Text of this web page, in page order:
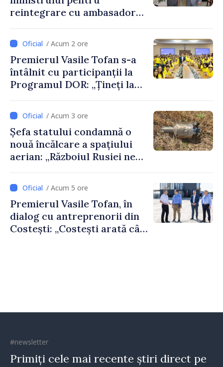
reintegrare cu ambasadorul
Moldova
/ Acum 2 ore
Premierul Vasile Tofan s-a
întâlnit cu participanții la
Programul DOR: „Țineți la
feriți de încercări și greșeli –
doar astfel puteți reuși”
/ Acum 3 ore
Șefa statului condamnă o
nouă încălcare a spațiului
aerian: „Războiul Rusiei ne
/ Acum 5 ore
Premierul Vasile Tofan, în
dialog cu antreprenorii din
Costești: „Costești arată cât
#newsletter
Primiți cele mai recente știri direct pe